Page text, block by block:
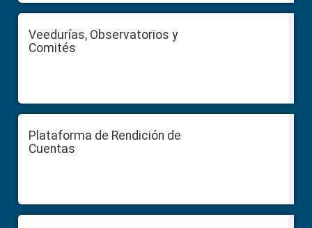
Veedurías, Observatorios y
Comités
Plataforma de Rendición de
Cuentas